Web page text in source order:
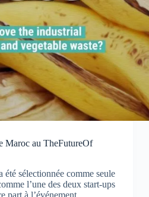
Maroc au TheFutureOf
sélectionnée comme seule
l’une des deux start-ups
part à l’événement